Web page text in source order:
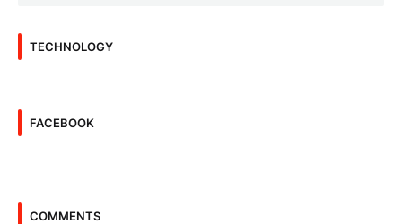
TECHNOLOGY
FACEBOOK
COMMENTS